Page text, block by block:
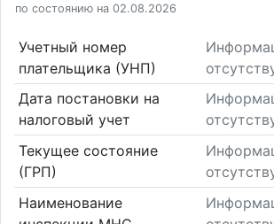
по состоянию на 02.08.2026
Учетный номер
плательщика (УНП)
Дата постановки на
налоговый учет
Текущее состояние
(ГРП)
Наименование